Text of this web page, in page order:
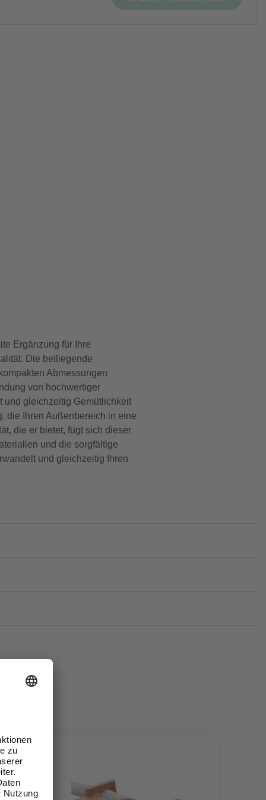
Ergänzung für Ihre
Die beiliegende
Abmessungen
von hochwertiger
und gleichzeitig Gemütlichkeit
die Ihren Außenbereich in eine
die er bietet, fügt sich dieser
und die sorgfältige
und gleichzeitig Ihren